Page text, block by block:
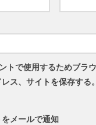
トで使用するためブラ
ス、サイトを保存する。
メールで通知